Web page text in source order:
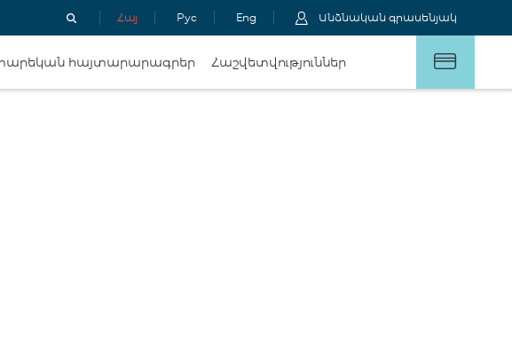
Հայ Рус Eng Անձնական գրասենյակ
հայտարարագրեր Հաշվետվություններ